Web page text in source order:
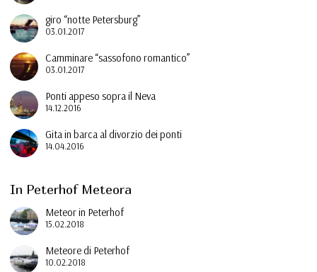
giro “notte Petersburg”
03.01.2017
Camminare “sassofono romantico”
03.01.2017
Ponti appeso sopra il Neva
14.12.2016
Gita in barca al divorzio dei ponti
14.04.2016
In Peterhof Meteora
Meteor in Peterhof
15.02.2018
Meteore di Peterhof
10.02.2018